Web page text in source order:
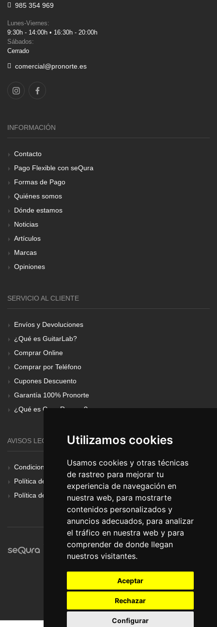
Utilizamos cookies
Usamos cookies y otras técnicas
de rastreo para mejorar tu
experiencia de navegación en
nuestra web, para mostrarte
contenidos personalizados y
anuncios adecuados, para analizar
el tráfico en nuestra web y para
comprender de donde llegan
nuestros visitantes.
Aceptar
Rechazar
Configurar
985 354 969
Lunes-Viernes:
9:30h - 14:00h • 16:30h - 20:00h
Sábados:
Cerrado
comercial@pronorte.es
INFORMACIÓN
Contacto
Pago Flexible con seQura
Formas de Pago
Quiénes somos
Dónde estamos
Noticias
Artículos
Marcas
Opiniones
SERVICIO AL CLIENTE
Envíos y Devoluciones
¿Qué es GuitarLab?
Comprar Online
Comprar por Teléfono
Cupones Descuento
Garantía 100% Pronorte
¿Qué es Gear Renove?
AVISOS LEGALES
Condiciones Generales
Política de Cookies
Política de Privacidad